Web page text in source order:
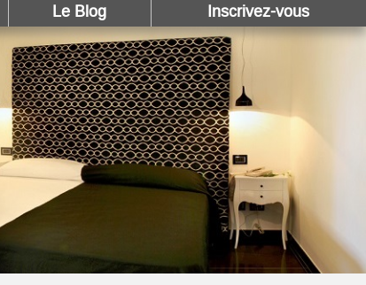
Le Blog Inscrivez-vous